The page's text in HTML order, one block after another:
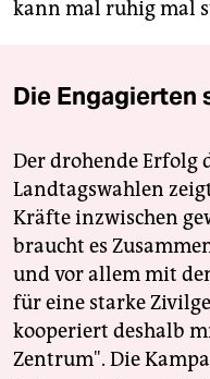
kann mal ruhig mal
Die Engagierten
Der drohende Erfolg
Landtagswahlen
Kräfte inzwischen
braucht es
und vor allem mit
für eine starke
kooperiert deshalb
Zentrum". Die